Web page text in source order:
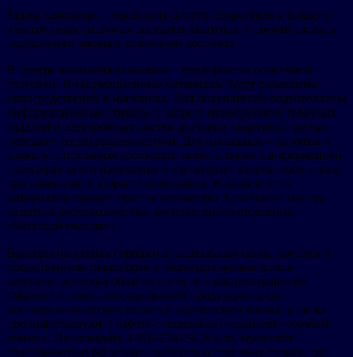
Задача кампании – исключить доступ подростков к табаку и
электронным системам доставки никотина и препятствовать
нарушениям закона в розничной торговле.
В центре внимания кампании – предприятия розничной
торговли. Информационные материалы будут размещены
непосредственно в магазинах. Для покупателей подготовлены
информационные стикеры о запрете приобретения табачных
изделий и электронных систем доставки никотина с целью
передачи несовершеннолетним. Для продавцов – памятки и
плакаты с призывом соблюдать закон, а также с информацией
о штрафах за его нарушение и примерами корректного отказа
при сомнении в возрасте покупателя. В раздаче этих
материалов примут участие волонтеры Алтайского центра
развития добровольчества, регионального отделения
«Молодой гвардии».
Баннеры на улицах города и в социальных сетях, постеры в
общественном транспорте и подъездах жилых домов
напомнят жителям области о том, что распространение
табачной и никотиносодержащей продукции среди
несовершеннолетних является нарушением закона, а также
проинформируют о работе специально созданной «горячей
линии». По телефону 8-800-234-29-26 или через сайт
спасибозаотказ.рф можно сообщить о торговых точках, где